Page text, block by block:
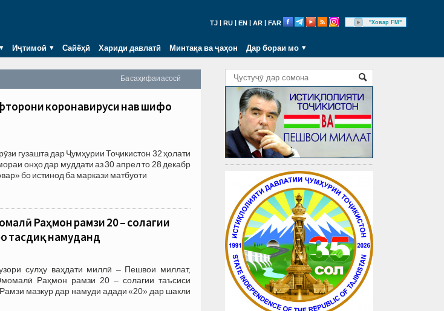
TJ RU EN AR FAR "Ховар FM"
Иҷтимоӣ Сайёҳӣ Хариди давлатӣ Минтақа ва ҷаҳон Дар бораи мо
Ба саҳифаи асосӣ
коронавируси нав шифо
гузашта дар Ҷумҳурии Тоҷикистон 32 ҳолати
онҳо дар муддати аз 30 апрел то 28 декабр
бо истинод ба маркази матбуоти
Раҳмон рамзи 20 – солагии
тасдиқ намуданд
сулҳу ваҳдати миллӣ – Пешвои миллат,
Раҳмон рамзи 20 – солагии таъсиси
мазкур дар намуди адади «20» дар шакли